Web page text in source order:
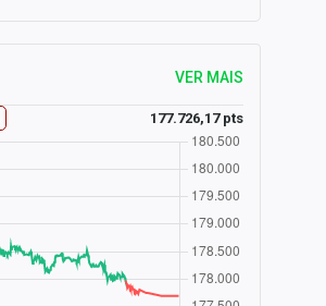
VER MAIS
177.726,17 pts